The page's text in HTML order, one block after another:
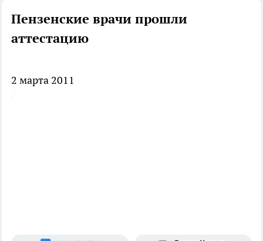
Пензенские врачи прошли
аттестацию
2 марта 2011